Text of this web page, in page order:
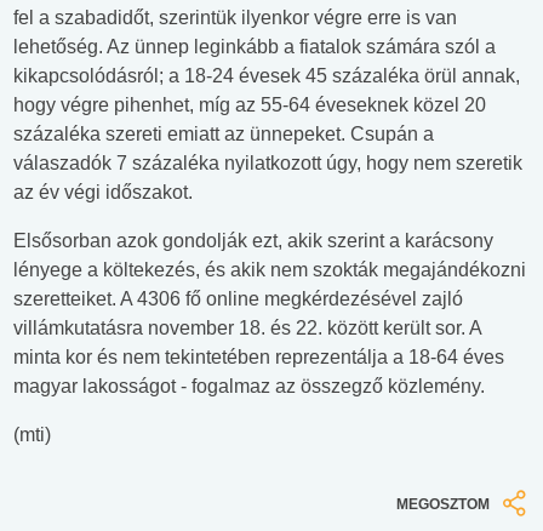
fel a szabadidőt, szerintük ilyenkor végre erre is van
lehetőség. Az ünnep leginkább a fiatalok számára szól a
kikapcsolódásról; a 18-24 évesek 45 százaléka örül annak,
hogy végre pihenhet, míg az 55-64 éveseknek közel 20
százaléka szereti emiatt az ünnepeket. Csupán a
válaszadók 7 százaléka nyilatkozott úgy, hogy nem szeretik
az év végi időszakot.
Elsősorban azok gondolják ezt, akik szerint a karácsony
lényege a költekezés, és akik nem szokták megajándékozni
szeretteiket. A 4306 fő online megkérdezésével zajló
villámkutatásra november 18. és 22. között került sor. A
minta kor és nem tekintetében reprezentálja a 18-64 éves
magyar lakosságot - fogalmaz az összegző közlemény.
(mti)
MEGOSZTOM